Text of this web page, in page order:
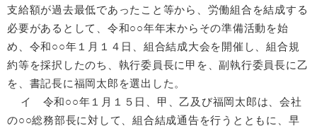
支給額が過去最低であったこと等から、労働組合を結成する
必要があるとして、令和○○年年末からその準備活動を始
め、令和○○年１月１４日、組合結成大会を開催し、組合規
約等を採択したのち、執行委員長に甲を、副執行委員長に乙
を、書記長に福岡太郎を選出した。
イ 令和○○年１月１５日、甲、乙及び福岡太郎は、会社
の○○総務部長に対して、組合結成通告を行うとともに、早